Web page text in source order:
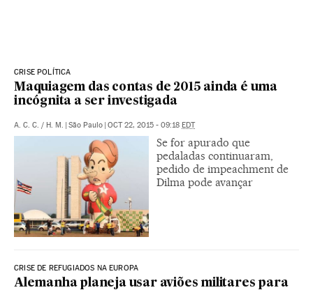
CRISE POLÍTICA
Maquiagem das contas de 2015 ainda é uma
incógnita a ser investigada
A. C. C. / H. M. | São Paulo | OCT 22, 2015 - 09:18 EDT
Se for apurado que
pedaladas continuaram,
pedido de impeachment de
Dilma pode avançar
CRISE DE REFUGIADOS NA EUROPA
Alemanha planeja usar aviões militares para